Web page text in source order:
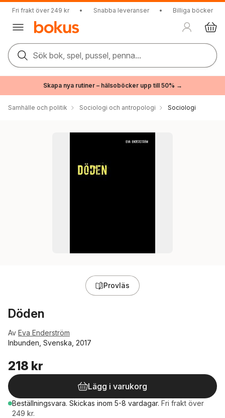
Fri frakt över 249 kr • Snabba leveranser • Billiga böcker
Sök bok, spel, pussel, penna...
Skapa nya rutiner – hälsoböcker upp till 50% →
Samhälle och politik Sociologi och antropologi Sociologi
Provläs
Döden
Av Eva Enderström
Inbunden, Svenska, 2017
218 kr
Lägg i varukorg
Beställningsvara. Skickas inom 5-8 vardagar. Fri frakt över
249 kr.